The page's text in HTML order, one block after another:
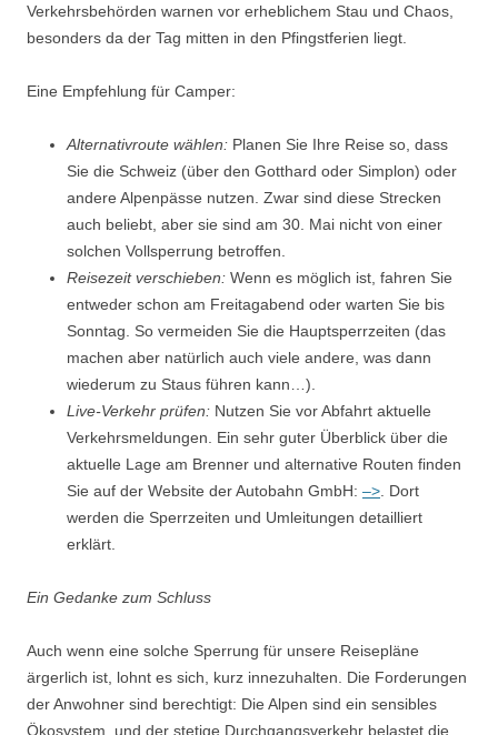
Verkehrsbehörden warnen vor erheblichem Stau und Chaos,
besonders da der Tag mitten in den Pfingstferien liegt.
Eine Empfehlung für Camper:
Alternativroute wählen: Planen Sie Ihre Reise so, dass
Sie die Schweiz (über den Gotthard oder Simplon) oder
andere Alpenpässe nutzen. Zwar sind diese Strecken
auch beliebt, aber sie sind am 30. Mai nicht von einer
solchen Vollsperrung betroffen.
Reisezeit verschieben: Wenn es möglich ist, fahren Sie
entweder schon am Freitagabend oder warten Sie bis
Sonntag. So vermeiden Sie die Hauptsperrzeiten (das
machen aber natürlich auch viele andere, was dann
wiederum zu Staus führen kann…).
Live-Verkehr prüfen: Nutzen Sie vor Abfahrt aktuelle
Verkehrsmeldungen. Ein sehr guter Überblick über die
aktuelle Lage am Brenner und alternative Routen finden
Sie auf der Website der Autobahn GmbH: –> . Dort
werden die Sperrzeiten und Umleitungen detailliert
erklärt.
Ein Gedanke zum Schluss
Auch wenn eine solche Sperrung für unsere Reisepläne
ärgerlich ist, lohnt es sich, kurz innezuhalten. Die Forderungen
der Anwohner sind berechtigt: Die Alpen sind ein sensibles
Ökosystem, und der stetige Durchgangsverkehr belastet die